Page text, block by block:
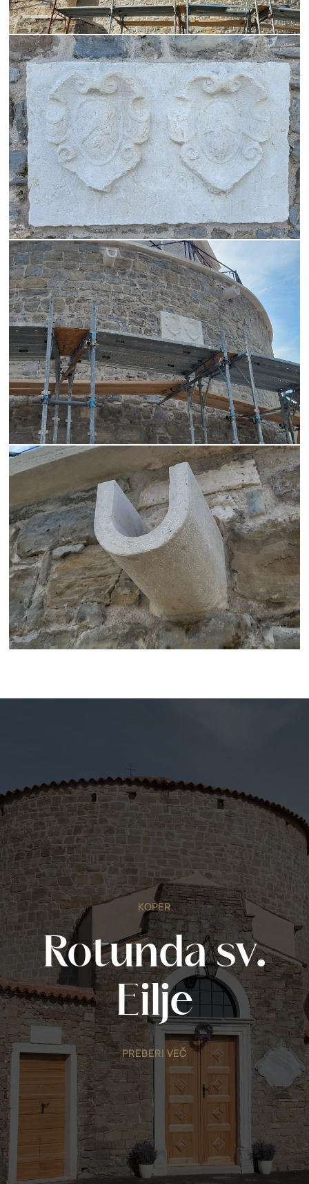
KOPER
Rotunda sv.
Eilje
PREBERI VEČ